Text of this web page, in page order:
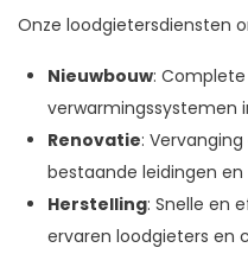
Onze loodgietersdiensten
Nieuwbouw:
verwarmingssystemen
Renovatie:
bestaande leidingen
Herstelling: Snelle en
ervaren loodgieters en